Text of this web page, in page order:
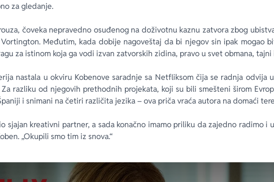
za gledanje.
čoveka nepravedno osuđenog na doživotnu kaznu zatvora zbog
Međutim, kada dobije nagoveštaj da bi njegov sin ipak mogao
za istinom koja ga vodi izvan zatvorskih zidina, pravo u svet obmana, tajni
nastala u okviru Kobenove saradnje sa Netfliksom čija se radnja odvija
razliku od njegovih prethodnih projekata, koji su bili smešteni širom
i snimani na četiri različita jezika – ova priča vraća autora na domaći
sjajan kreativni partner, a sada konačno imamo priliku da zajedno radimo i
„Okupili smo tim iz snova.“